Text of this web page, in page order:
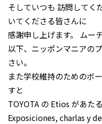
そしていつも 訪問してく
いてくださる皆さんに
感謝申し上げます。 ムー
以下、ニッポンマニアの
さい。
また学校維持のためのボ
すと
TOYOTA の Etios があた
Exposiciones, charlas y